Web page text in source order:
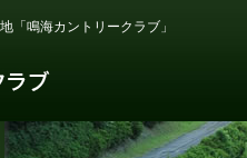
「鳴海カントリークラブ」